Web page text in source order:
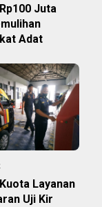
Juta
Adat
Layanan
Uji Kir